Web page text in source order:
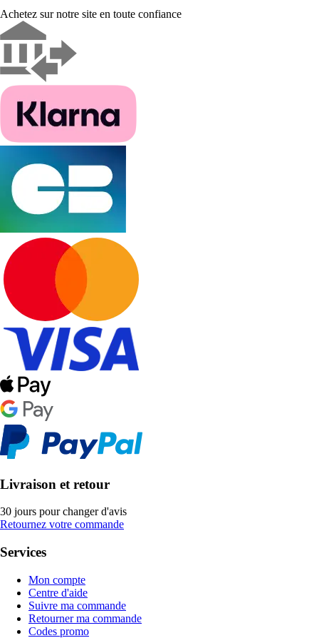
Achetez sur notre site en toute confiance
Livraison et retour
30 jours pour changer d'avis
Retournez votre commande
Services
Mon compte
Centre d'aide
Suivre ma commande
Retourner ma commande
Codes promo